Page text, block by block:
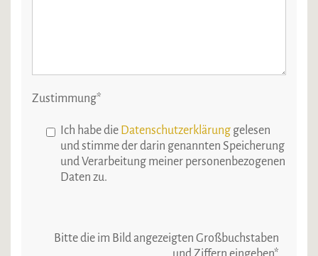
Zustimmung*
Ich habe die Datenschutzerklärung gelesen
und stimme der darin genannten Speicherung
und Verarbeitung meiner personenbezogenen
Daten zu.
Bitte die im Bild angezeigten Großbuchstaben